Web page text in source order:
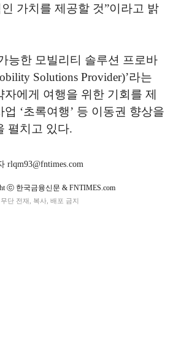
가치를 제공할 것”이라고 밝
능한 모빌리티 솔루션 프로바
Solutions Provider)’라는
에게 여행을 위한 기회를 제
‘초록여행’ 등 이동권 향상을
펼치고 있다.
rlqm93@fntimes.com
ⓒ 한국금융신문 & FNTIMES.com
단 전재, 복사, 배포 금지